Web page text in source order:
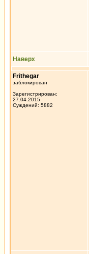
Наверх
Frithegar
заблокирован
Зарегистрирован:
27.04.2015
Суждений: 5882